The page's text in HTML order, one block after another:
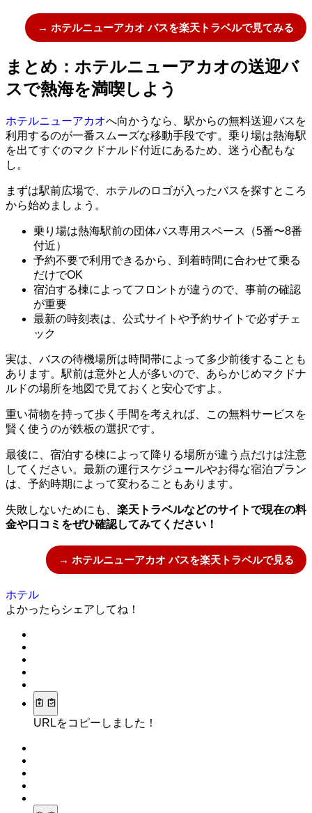
→ ホテルニューアカオ バスを楽天トラベルで見てみる
まとめ：ホテルニューアカオの送迎バ
スで熱海を満喫しよう
ホテルニューアカオへ向かうなら、駅からの無料送迎バスを
利用するのが一番スムーズな移動手段です。乗り場は熱海駅
を出てすぐのマクドナルド付近にあるため、迷う心配もな
し。
まずは駅前広場で、ホテルのロゴが入ったバスを探すところ
から始めましょう。
乗り場は熱海駅前の団体バス専用スペース（5番〜8番
付近）
予約不要で利用できるから、到着時間に合わせて乗る
だけでOK
宿泊する棟によってフロントが違うので、事前の確認
が重要
最新の時刻表は、公式サイトや予約サイトで必ずチェ
ック
実は、バスの待機場所は時間帯によって多少前後することも
あります。駅前は意外と人が多いので、あらかじめマクドナ
ルドの場所を地図で見ておくと安心ですよ。
重い荷物を持って歩く手間を考えれば、この無料サービスを
賢く使うのが鉄板の選択です。
最後に、宿泊する棟によって降りる場所が違う点だけは注意
してください。最新の運行スケジュールやお得な宿泊プラン
は、予約時期によって変わることもあります。
失敗しないためにも、 楽天トラベルなどのサイトで現在の料
金や口コミをぜひ確認してみてください！
→ ホテルニューアカオ バスを楽天トラベルで見る
ホテル
よかったらシェアしてね！
URLをコピーしました！